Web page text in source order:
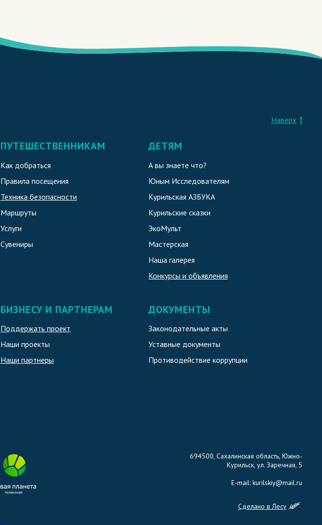
Наверх
ПУТЕШЕСТВЕННИКАМ
Как добраться
Правила посещения
Техника безопасности
Маршруты
Услуги
Сувениры
ДЕТЯМ
А вы знаете что?
Юным Исследователям
Курильская АЗБУКА
Курильские сказки
ЭкоМульт
Мастерская
Наша галерея
Конкурсы и объявления
БИЗНЕСУ И ПАРТНЕРАМ
Поддержать проект
Наши проекты
Наши партнеры
ДОКУМЕНТЫ
Законодательные акты
Уставные документы
Противодействие коррупции
Сделано в Лесу
694500, Сахалинская область, Южно-
Курильск, ул. Заречная, 5
E-mail: kurilskiy@mail.ru